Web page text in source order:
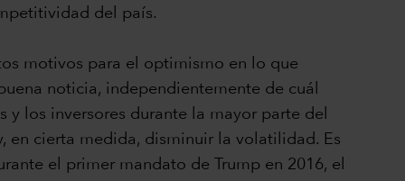
del país.
motivos para el optimismo en lo que
noticia, independientemente de cuál
los inversores durante la mayor parte del
en cierta medida, disminuir la volatilidad. Es
el primer mandato de Trump en 2016, el